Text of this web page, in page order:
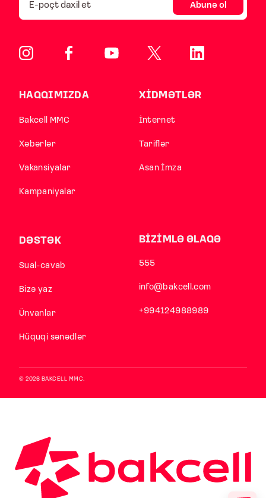
Abunə ol
HAQQIMIZDA
Bakcell MMC
Xəbərlər
Vakansiyalar
Kampaniyalar
XİDMƏTLƏR
İnternet
Tariflər
Asan İmza
DƏSTƏK
Sual-cavab
Bizə yaz
Ünvanlar
Hüquqi sənədlər
BİZİMLƏ ƏLAQƏ
555
info@bakcell.com
+994124988989
© 2026 BAKCELL MMC.